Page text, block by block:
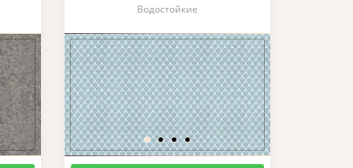
Водостойкие